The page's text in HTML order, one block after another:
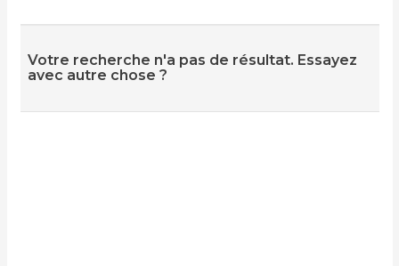
Votre recherche n'a pas de résultat. Essayez
avec autre chose ?